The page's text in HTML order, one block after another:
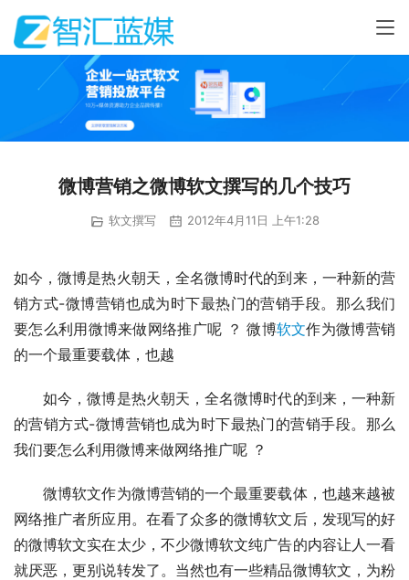
微博营销之微博软文撰写的几个技巧
软文撰写 2012年4月11日 上午1:28
如今，微博是热火朝天，全名微博时代的到来，一种新的营
销方式-微博营销也成为时下最热门的营销手段。那么我们
要怎么利用微博来做网络推广呢 ？ 微博软文作为微博营销
的一个最重要载体，也越
如今，微博是热火朝天，全名微博时代的到来，一种新
的营销方式-微博营销也成为时下最热门的营销手段。那么
我们要怎么利用微博来做网络推广呢 ？
微博软文作为微博营销的一个最重要载体，也越来越被
网络推广者所应用。在看了众多的微博软文后，发现写的好
的微博软文实在太少，不少微博软文纯广告的内容让人一看
就厌恶，更别说转发了。当然也有一些精品微博软文，为粉